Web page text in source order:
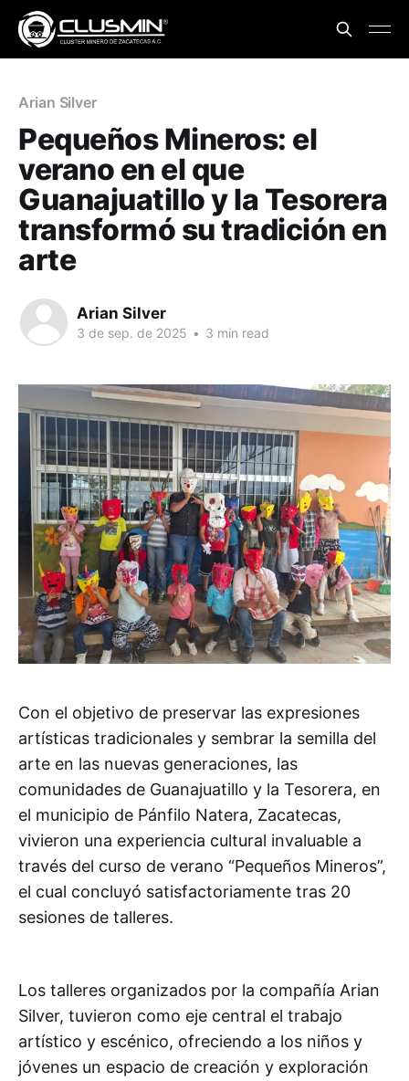
Arian Silver
Pequeños Mineros: el
verano en el que
Guanajuatillo y la Tesorera
transformó su tradición en
arte
Arian Silver
3 de sep. de 2025 • 3 min read
Con el objetivo de preservar las expresiones
artísticas tradicionales y sembrar la semilla del
arte en las nuevas generaciones, las
comunidades de Guanajuatillo y la Tesorera, en
el municipio de Pánfilo Natera, Zacatecas,
vivieron una experiencia cultural invaluable a
través del curso de verano “Pequeños Mineros”,
el cual concluyó satisfactoriamente tras 20
sesiones de talleres.
Los talleres organizados por la compañía Arian
Silver, tuvieron como eje central el trabajo
artístico y escénico, ofreciendo a los niños y
jóvenes un espacio de creación y exploración